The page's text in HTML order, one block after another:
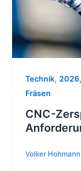
Technik, 2026,
Fräsen
CNC-
Volker Hohmann